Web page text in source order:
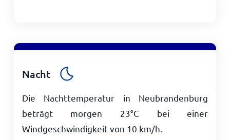
Nacht
Die Nachttemperatur in Neubrandenburg
beträgt morgen 23°C bei einer
Windgeschwindigkeit von 10 km/h